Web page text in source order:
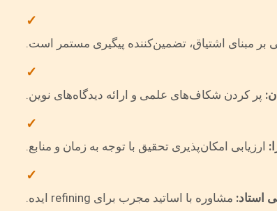
✓
بر مبنای اشتیاق، تضمین‌کننده پیگیری مستمر است.
✓
پر کردن شکاف‌های علمی و ارائه دیدگاه‌های نوین.
✓
ارزیابی امکان‌پذیری تحقیق با توجه به زمان و منابع.
✓
استاد: مشاوره با اساتید مجرب برای refining ایده.